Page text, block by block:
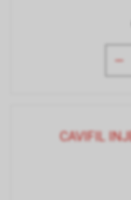
CAVIFIL